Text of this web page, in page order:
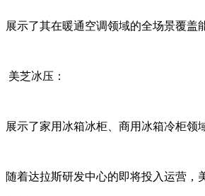
展示了其在暖通空调领域的全场景覆盖
美芝冰压：
展示了家用冰箱冰柜、商用冰箱冷柜领
随着达拉斯研发中心的即将投入运营，